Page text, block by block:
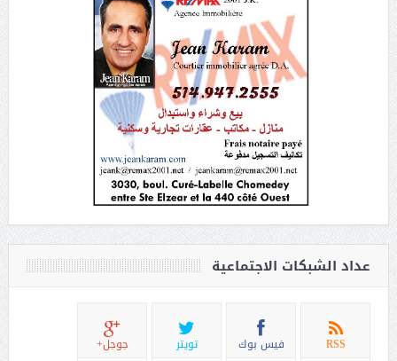
عداد الشبكات الاجتماعية
RSS فيس بوك تويتر جوجل+